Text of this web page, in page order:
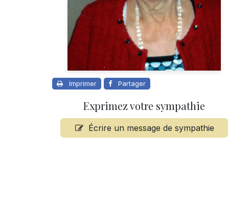
Imprimer Partager
Exprimez votre sympathie
Écrire un message de sympathie